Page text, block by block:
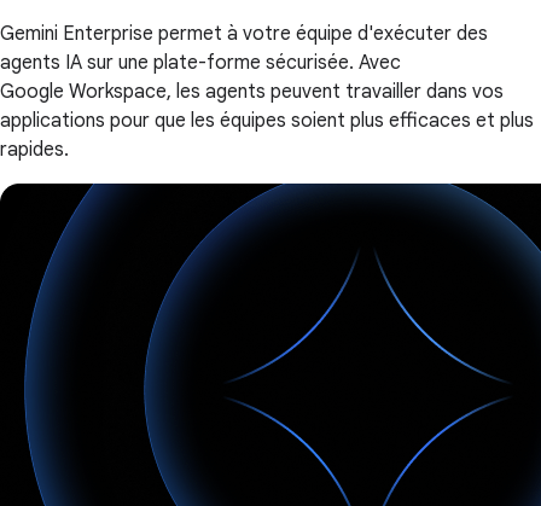
Gemini Enterprise permet à votre équipe d'exécuter des
agents IA sur une plate-forme sécurisée. Avec
Google Workspace, les agents peuvent travailler dans vos
applications pour que les équipes soient plus efficaces et plus
rapides.